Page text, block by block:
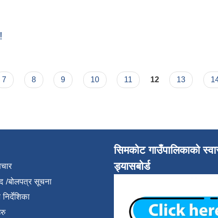
7 8 9 10 11 12 13
/बोलपत्र सूचना
सिमकोट गाउँपालिकाको
ड्यासबोर्ड